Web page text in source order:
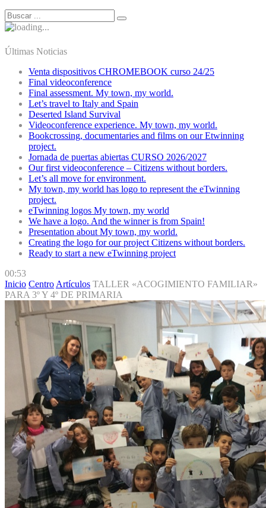
Últimas Noticias
Venta dispositivos CHROMEBOOK curso 24/25
Final videoconference
Final assessment. My town, my world.
Let’s travel to Italy and Spain
Deserted Island Survival
Videoconference experience. My town, my world.
Bookcrossing, documentaries and films on our Etwinning
project.
Jornada de puertas abiertas CURSO 2026/2027
Our first videoconference – Citizens without borders.
Let’s all move for environment.
My town, my world has logo to represent the eTwinning
project.
eTwinning logos My town, my world
We have a logo. And the winner is from Spain!
Presentation about My town, my world.
Creating the logo for our project Citizens without borders.
Ready to start a new eTwinning project
00:53
Inicio Centro Artículos TALLER «ACOGIMIENTO FAMILIAR»
PARA 3º Y 4º DE PRIMARIA